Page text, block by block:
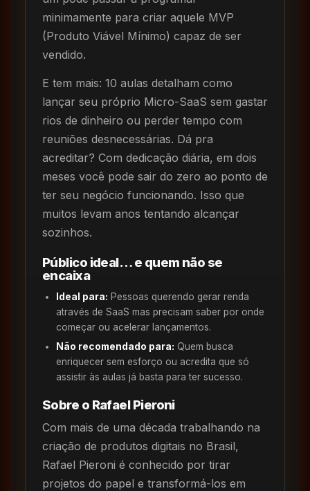
minimamente para criar aquele MVP
(Produto Viável Mínimo) capaz de ser
vendido.
E tem mais: 10 aulas detalham como
lançar seu próprio Micro-SaaS sem gastar
rios de dinheiro ou perder tempo com
reuniões desnecessárias. Dá pra
acreditar? Com dedicação diária, em dois
meses você pode sair do zero ao ponto de
ter seu negócio funcionando. Isso que
muitos levam anos tentando alcançar
sozinhos.
Público ideal… e quem não se
encaixa
Ideal para: Pessoas querendo gerar renda
através de SaaS mas precisam saber por onde
começar ou acelerar lançamentos.
Não recomendado para: Quem busca
enriquecer sem esforço ou acredita que só
assistir às aulas já basta para ter sucesso.
Sobre o Rafael Pieroni
Com mais de uma década trabalhando na
criação de produtos digitais no Brasil,
Rafael Pieroni é conhecido por tirar
projetos do papel e transformá-los em